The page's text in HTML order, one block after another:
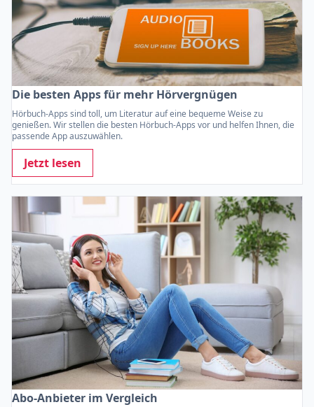
Die besten Apps für mehr Hörvergnügen
Hörbuch-Apps sind toll, um Literatur auf eine bequeme Weise zu
genießen. Wir stellen die besten Hörbuch-Apps vor und helfen Ihnen, die
passende App auszuwählen.
Jetzt lesen
Abo-Anbieter im Vergleich